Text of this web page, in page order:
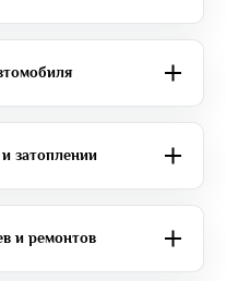
затоплении
и ремонтов